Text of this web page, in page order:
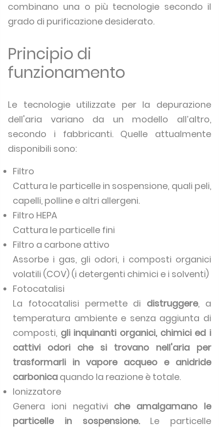
combinano una o più tecnologie secondo il
grado di purificazione desiderato.
Principio di
funzionamento
Le tecnologie utilizzate per la depurazione
dell'aria variano da un modello all’altro,
secondo i fabbricanti. Quelle attualmente
disponibili sono:
Filtro
Cattura le particelle in sospensione, quali peli,
capelli, polline e altri allergeni.
Filtro HEPA
Cattura le particelle fini
Filtro a carbone attivo
Assorbe i gas, gli odori, i composti organici
volatili (COV) (i detergenti chimici e i solventi)
Fotocatalisi
La fotocatalisi permette di distruggere, a
temperatura ambiente e senza aggiunta di
composti, gli inquinanti organici, chimici ed i
cattivi odori che si trovano nell'aria per
trasformarli in vapore acqueo e anidride
carbonica quando la reazione è totale.
Ionizzatore
Genera ioni negativi che amalgamano le
particelle in sospensione.Le particelle